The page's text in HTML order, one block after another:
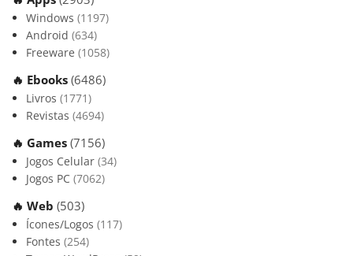
Windows (1197)
Android (634)
Freeware (1058)
🔥 Ebooks (6486)
Livros (1771)
Revistas (4694)
🔥 Games (7156)
Jogos Celular (34)
Jogos PC (7062)
🔥 Web (503)
Ícones/Logos (117)
Fontes (254)